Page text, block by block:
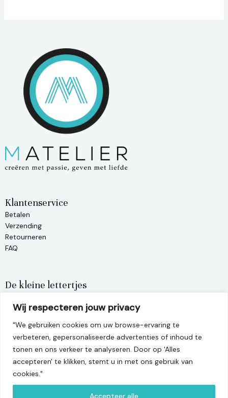
Wij respecteren jouw privacy
"We gebruiken cookies om uw browse-ervaring te
verbeteren, gepersonaliseerde advertenties of inhoud te
tonen en ons verkeer te analyseren. Door op 'Alles
accepteren' te klikken, stemt u in met ons gebruik van
cookies."
Accepteer alle
Klantenservice
Betalen
Verzending
Retourneren
FAQ
De kleine lettertjes
Algemene voorwaarden
Leuvensesteenweg 22, 3390 Tielt-Winge
BTW-nummer: BE1001.470.956